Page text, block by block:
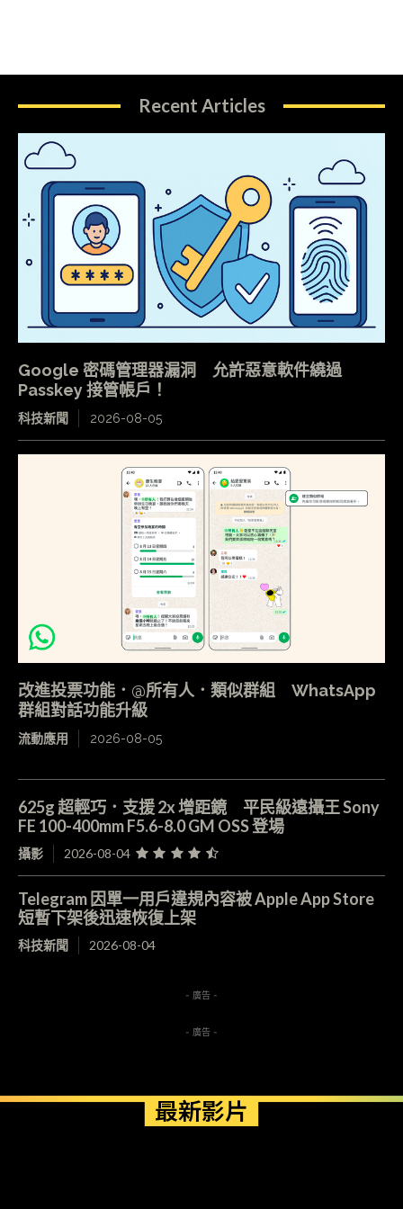
Recent Articles
Google 密碼管理器漏洞 允許惡意軟件繞過
Passkey 接管帳戶！
科技新聞 2026-08-05
改進投票功能．@所有人．類似群組 WhatsApp
群組對話功能升級
流動應用 2026-08-05
625g 超輕巧．支援 2x 增距鏡 平民級遠攝王 Sony
FE 100-400mm F5.6-8.0 GM OSS 登場
攝影 2026-08-04
Telegram 因單一用戶違規內容被 Apple App Store
短暫下架後迅速恢復上架
科技新聞 2026-08-04
- 廣告 -
- 廣告 -
最新影片